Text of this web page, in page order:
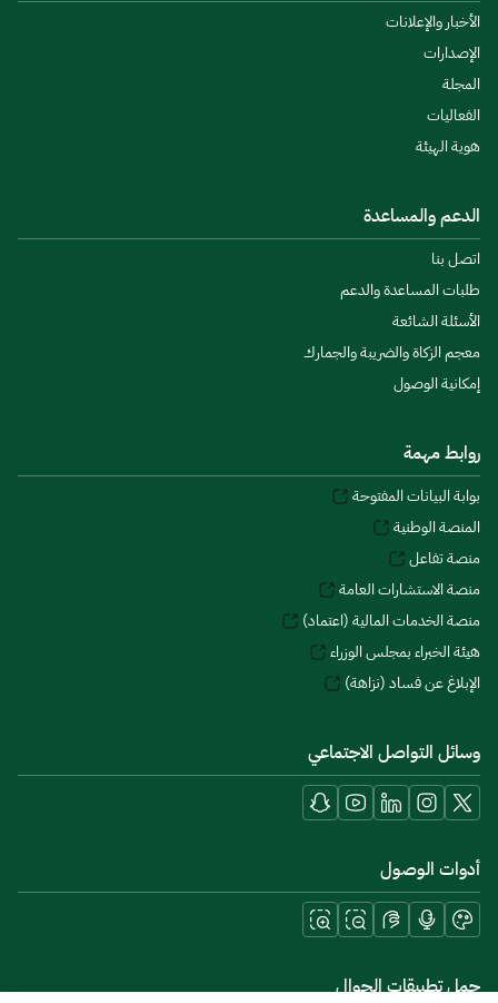
الأخبار والإعلانات
الإصدارات
المجلة
الفعاليات
هوية الهيئة
الدعم والمساعدة
اتصل بنا
طلبات المساعدة والدعم
الأسئلة الشائعة
معجم الزكاة والضريبة والجمارك
إمكانية الوصول
روابط مهمة
بوابة البيانات المفتوحة
المنصة الوطنية
منصة تفاعل
منصة الاستشارات العامة
منصة الخدمات المالية (اعتماد)
هيئة الخبراء بمجلس الوزراء
الإبلاغ عن فساد (نزاهة)
وسائل التواصل الاجتماعي
أدوات الوصول
حمل تطبيقات الجوال